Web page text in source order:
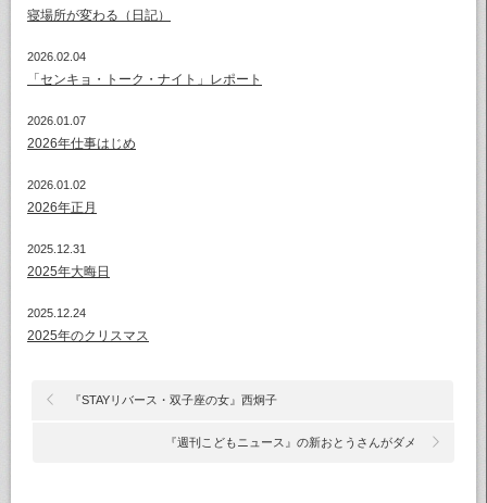
寝場所が変わる（日記）
2026.02.04
「センキョ・トーク・ナイト」レポート
2026.01.07
2026年仕事はじめ
2026.01.02
2026年正月
2025.12.31
2025年大晦日
2025.12.24
2025年のクリスマス
『STAYリバース・双子座の女』西炯子
『週刊こどもニュース』の新おとうさんがダメ